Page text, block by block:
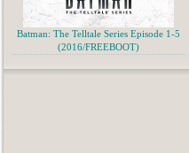
Batman: The Telltale Series Episode 1-5
(2016/FREEBOOT)